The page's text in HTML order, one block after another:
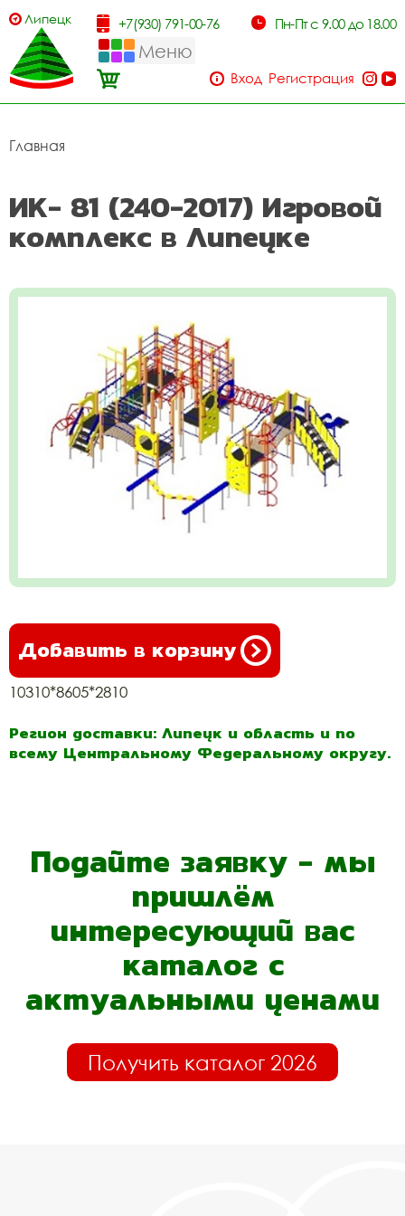
Липецк +7(930) 791-00-76 Пн-Пт с 9.00 до 18.00
Меню
Вход Регистрация
Главная
ИК- 81 (240-2017) Игровой
комплекс в Липецке
Добавить в корзину
10310*8605*2810
Регион доставки: Липецк и область и по
всему Центральному Федеральному округу.
Подайте заявку - мы
пришлём
интересующий вас
каталог с
актуальными ценами
Получить каталог 2026